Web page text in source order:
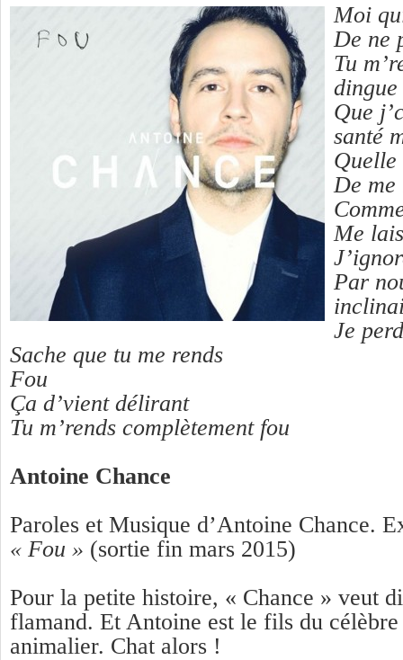
Moi
De ne
Tu
dingue
Que
santé
Quelle
De me
Me
Par
Je
Sache que tu me rends
Fou
Ça d’vient délirant
Tu m’rends complètement fou
Antoine Chance
Paroles et Musique d’Antoine Chance.
« Fou » (sortie fin mars 2015)
Pour la petite histoire, « Chance » veut
flamand. Et Antoine est le fils du célèbre
animalier. Chat alors !